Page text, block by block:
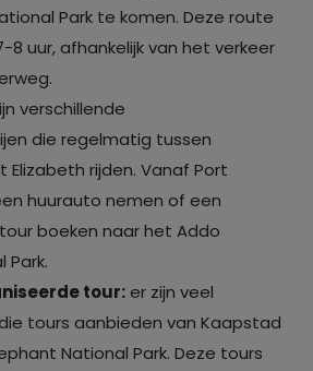
Park te komen. Deze route
8 uur, afhankelijk van het verkeer
verschillende
die regelmatig tussen
Elizabeth rijden. Vanaf Port
huurauto nemen of een
boeken naar het Addo
Park.
tour:er zijn veel
tours aanbieden van Kaapstad
National Park. Deze tours